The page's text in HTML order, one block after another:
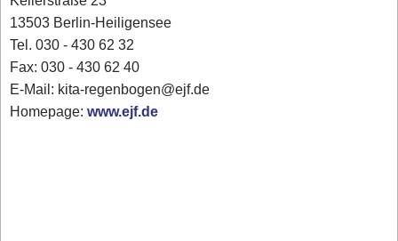
13503 Berlin-Heiligensee
Tel. 030 - 430 62 32
Fax: 030 - 430 62 40
E-Mail: kita-regenbogen@ejf.de
Homepage:www.ejf.de